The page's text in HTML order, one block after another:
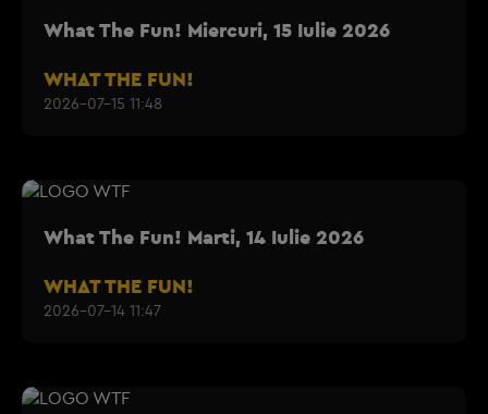
What The Fun! Miercuri, 15 Iulie 2026
WHAT THE FUN!
2026-07-15 11:48
What The Fun! Marti, 14 Iulie 2026
WHAT THE FUN!
2026-07-14 11:47